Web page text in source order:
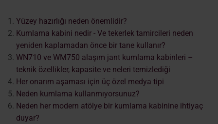
Yüzey hazırlığı neden önemlidir?
Kumlama kabini nedir - Ve tekerlek tamircileri neden
yeniden kaplamadan önce bir tane kullanır?
WN710 ve WM750 alaşım jant kumlama kabinleri –
teknik özellikler, kapasite ve neleri temizlediği
Her onarım aşaması için üç özel medya tipi
Neden kumlama kullanmıyorsunuz?
Neden her modern atölye bir kumlama kabinine ihtiyaç
duyar?